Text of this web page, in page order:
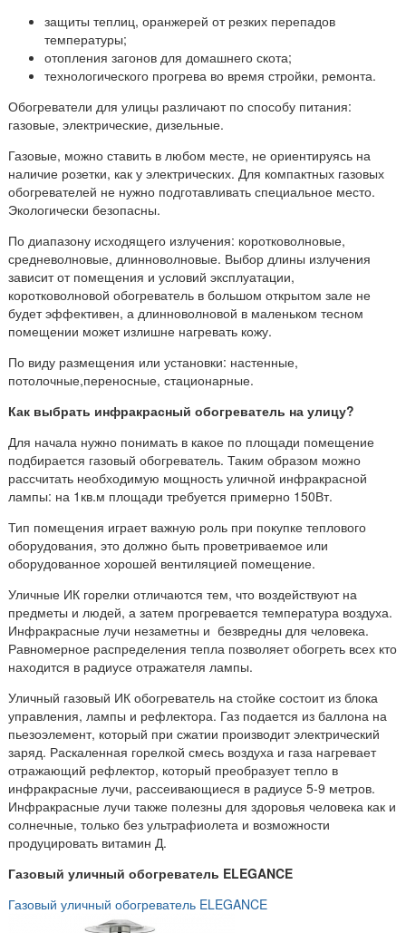
защиты теплиц, оранжерей от резких перепадов
температуры;
отопления загонов для домашнего скота;
технологического прогрева во время стройки, ремонта.
Обогреватели для улицы различают по способу питания:
газовые, электрические, дизельные.
Газовые, можно ставить в любом месте, не ориентируясь на
наличие розетки, как у электрических. Для компактных газовых
обогревателей не нужно подготавливать специальное место.
Экологически безопасны.
По диапазону исходящего излучения: коротковолновые,
средневолновые, длинноволновые. Выбор длины излучения
зависит от помещения и условий эксплуатации,
коротковолновой обогреватель в большом открытом зале не
будет эффективен, а длинноволновой в маленьком тесном
помещении может излишне нагревать кожу.
По виду размещения или установки: настенные,
потолочные,переносные, стационарные.
Как выбрать инфракрасный обогреватель на улицу?
Для начала нужно понимать в какое по площади помещение
подбирается газовый обогреватель. Таким образом можно
рассчитать необходимую мощность уличной инфракрасной
лампы: на 1кв.м площади требуется примерно 150Вт.
Тип помещения играет важную роль при покупке теплового
оборудования, это должно быть проветриваемое или
оборудованное хорошей вентиляцией помещение.
Уличные ИК горелки отличаются тем, что воздействуют на
предметы и людей, а затем прогревается температура воздуха.
Инфракрасные лучи незаметны и безвредны для человека.
Равномерное распределения тепла позволяет обогреть всех кто
находится в радиусе отражателя лампы.
Уличный газовый ИК обогреватель на стойке состоит из блока
управления, лампы и рефлектора. Газ подается из баллона на
пьезоэлемент, который при сжатии производит электрический
заряд. Раскаленная горелкой смесь воздуха и газа нагревает
отражающий рефлектор, который преобразует тепло в
инфракрасные лучи, рассеивающиеся в радиусе 5-9 метров.
Инфракрасные лучи также полезны для здоровья человека как и
солнечные, только без ультрафиолета и возможности
продуцировать витамин Д.
Газовый уличный обогреватель ELEGANCE
Газовый уличный обогреватель ELEGANCE